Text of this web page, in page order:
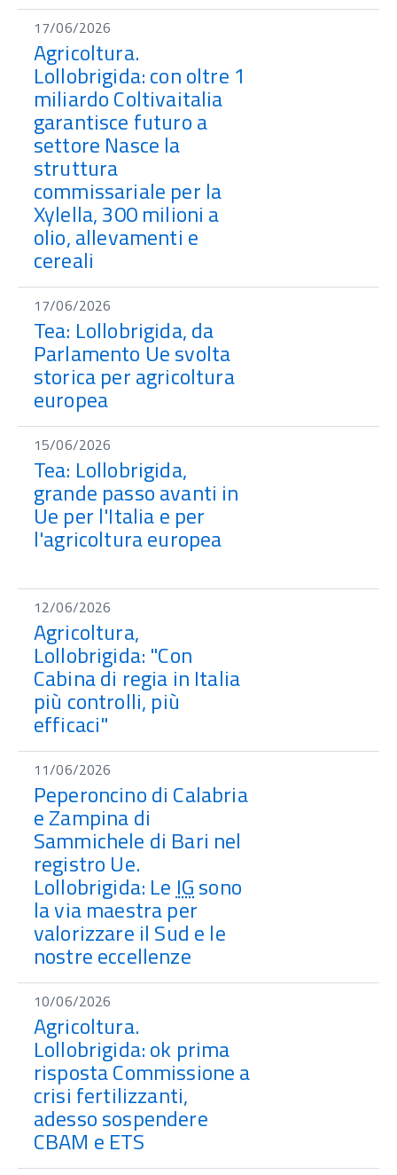
17/06/2026
Agricoltura.
Lollobrigida: con oltre 1
miliardo Coltivaitalia
garantisce futuro a
settore Nasce la
struttura
commissariale per la
Xylella, 300 milioni a
olio, allevamenti e
cereali
17/06/2026
Tea: Lollobrigida, da
Parlamento Ue svolta
storica per agricoltura
europea
15/06/2026
Tea: Lollobrigida,
grande passo avanti in
Ue per l'Italia e per
l'agricoltura europea
12/06/2026
Agricoltura,
Lollobrigida: "Con
Cabina di regia in Italia
più controlli, più
efficaci"
11/06/2026
Peperoncino di Calabria
e Zampina di
Sammichele di Bari nel
registro Ue.
Lollobrigida: Le IGsono
la via maestra per
valorizzare il Sud e le
nostre eccellenze
10/06/2026
Agricoltura.
Lollobrigida: ok prima
risposta Commissione a
crisi fertilizzanti,
adesso sospendere
CBAM e ETS